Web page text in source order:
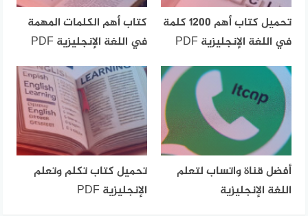
تحميل كتاب أهم 1200 كلمة
في اللغة الإنجليزية PDF
كتاب أهم الكلمات المهمة
في اللغة الإنجليزية PDF
أفضل قناة واتساب لتعلم
اللغة الإنجليزية
تحميل كتاب تكلم وتعلم
الإنجليزية PDF